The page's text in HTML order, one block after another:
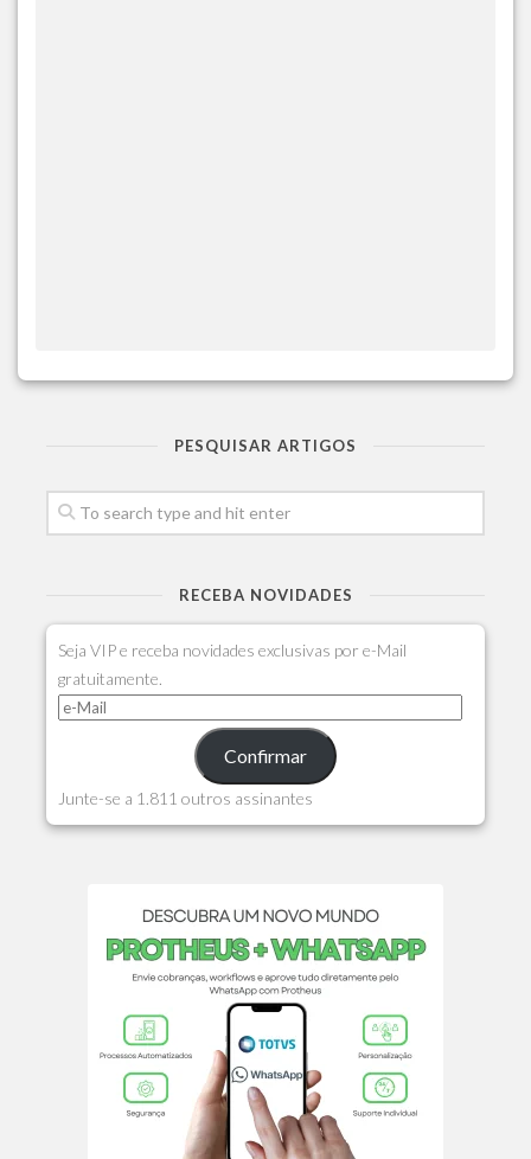
PESQUISAR ARTIGOS
RECEBA NOVIDADES
Seja VIP e receba novidades exclusivas por e-Mail
gratuitamente.
Confirmar
Junte-se a 1.811 outros assinantes